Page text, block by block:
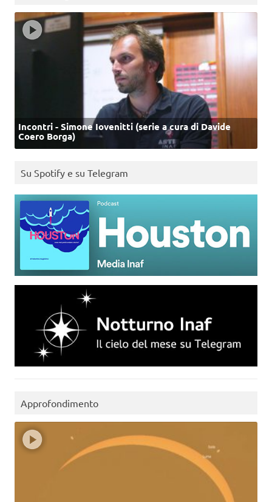
Incontri - Simone Iovenitti (serie a cura di Davide
Coero Borga)
Su Spotify e su Telegram
Approfondimento